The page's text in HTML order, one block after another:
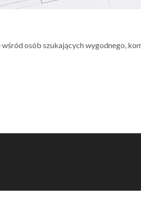
osób szukających wygodnego,